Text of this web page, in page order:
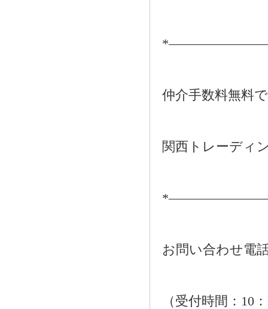
仲介手数料無料
関西トレーディ
お問い合わせ電
（受付時間：10